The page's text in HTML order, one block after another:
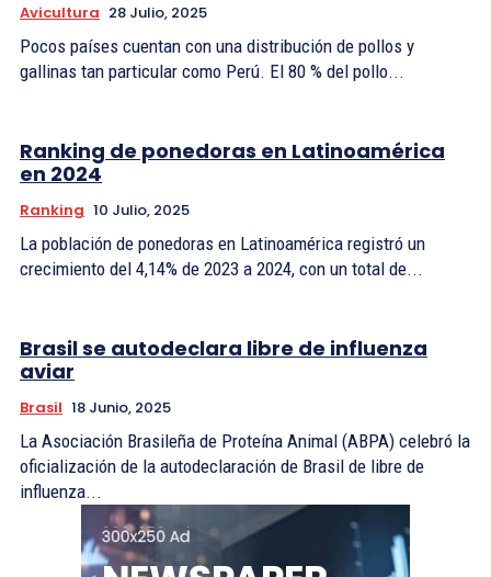
Avicultura 28 Julio, 2025
Pocos países cuentan con una distribución de pollos y
gallinas tan particular como Perú. El 80 % del pollo...
Ranking de ponedoras en Latinoamérica
en 2024
Ranking 10 Julio, 2025
La población de ponedoras en Latinoamérica registró un
crecimiento del 4,14% de 2023 a 2024, con un total de...
Brasil se autodeclara libre de influenza
aviar
Brasil 18 Junio, 2025
La Asociación Brasileña de Proteína Animal (ABPA) celebró la
oficialización de la autodeclaración de Brasil de libre de
influenza...